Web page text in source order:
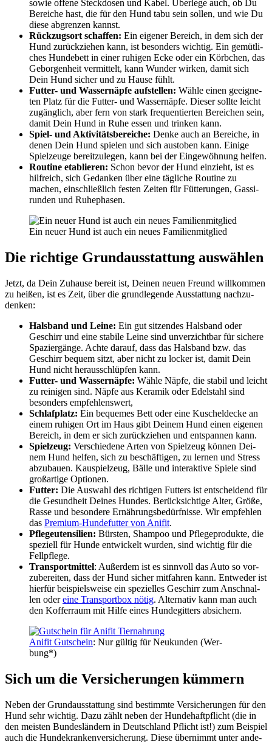
sowie offe­ne Steck­do­sen und Kabel. Über­le­ge auch, ob Du
Berei­che hast, die für den Hund tabu sein sol­len, und wie Du
die­se abgren­zen kannst.
Rück­zugs­ort schaf­fen: Ein eige­ner Bereich, in dem sich der
Hund zurück­zie­hen kann, ist beson­ders wich­tig. Ein gemüt­li­
ches Hun­de­bett in einer ruhi­gen Ecke oder ein Körb­chen, das
Gebor­gen­heit ver­mit­telt, kann Wun­der wir­ken, damit sich
Dein Hund sicher und zu Hau­se fühlt.
Fut­ter- und Was­ser­näp­fe auf­stel­len: Wäh­le einen geeig­ne­
ten Platz für die Fut­ter- und Was­ser­näp­fe. Die­ser soll­te leicht
zugäng­lich, aber fern von stark fre­quen­tier­ten Berei­chen sein,
damit Dein Hund in Ruhe essen und trin­ken kann.
Spiel- und Akti­vi­täts­be­rei­che: Den­ke auch an Berei­che, in
denen Dein Hund spie­len und sich aus­to­ben kann. Eini­ge
Spiel­zeu­ge bereit­zu­le­gen, kann bei der Ein­ge­wöh­nung hel­fen.
Rou­ti­ne eta­blie­ren: Schon bevor der Hund ein­zieht, ist es
hilf­reich, sich Gedan­ken über eine täg­li­che Rou­ti­ne zu
machen, ein­schließ­lich fes­ten Zei­ten für Füt­te­run­gen, Gas­si­
run­den und Ruhe­pha­sen.
Ein neu­er Hund ist auch ein neu­es Fami­li­en­mit­glied
Die rich­ti­ge Grund­aus­stat­tung aus­wäh­len
Jetzt, da Dein Zuhau­se bereit ist, Dei­nen neu­en Freund will­kom­men
zu hei­ßen, ist es Zeit, über die grund­le­gen­de Aus­stat­tung nach­zu­
den­ken:
Hals­band und Lei­ne: Ein gut sit­zen­des Hals­band oder
Geschirr und eine sta­bi­le Lei­ne sind unver­zicht­bar für siche­re
Spa­zier­gän­ge. Ach­te dar­auf, dass das Hals­band bzw. das
Geschirr bequem sitzt, aber nicht zu locker ist, damit Dein
Hund nicht her­aus­schlüp­fen kann.
Fut­ter- und Was­ser­näp­fe: Wäh­le Näp­fe, die sta­bil und leicht
zu rei­ni­gen sind. Näp­fe aus Kera­mik oder Edel­stahl sind
beson­ders emp­feh­lens­wert,
Schlaf­platz: Ein beque­mes Bett oder eine Kuschel­de­cke an
einem ruhi­gen Ort im Haus gibt Dei­nem Hund einen eige­nen
Bereich, in dem er sich zurück­zie­hen und ent­span­nen kann.
Spiel­zeug: Ver­schie­de­ne Arten von Spiel­zeug kön­nen Dei­
nem Hund hel­fen, sich zu beschäf­ti­gen, zu ler­nen und Stress
abzu­bau­en. Kau­spiel­zeug, Bäl­le und inter­ak­ti­ve Spie­le sind
groß­ar­ti­ge Optio­nen.
Fut­ter: Die Aus­wahl des rich­ti­gen Fut­ters ist ent­schei­dend für
die Gesund­heit Dei­nes Hun­des. Berück­sich­ti­ge Alter, Grö­ße,
Ras­se und beson­de­re Ernäh­rungs­be­dürf­nis­se. Wir emp­feh­len
das Pre­mi­um-Hun­de­fut­ter von Ani­fit.
Pfle­ge­uten­si­li­en: Bürs­ten, Sham­poo und Pfle­ge­pro­duk­te, die
spe­zi­ell für Hun­de ent­wi­ckelt wur­den, sind wich­tig für die
Fell­pfle­ge.
Trans­port­mit­tel: Außer­dem ist es sinn­voll das Auto so vor­
zu­be­rei­ten, dass der Hund sicher mit­fah­ren kann. Ent­we­der ist
hier­für bei­spiels­wei­se ein spe­zi­el­les Geschirr zum Anschnal­
len odereine Trans­port­box nötig. Alter­na­tiv kann man auch
den Kof­fer­raum mit Hil­fe eines Hun­de­git­ters absi­chern.
Ani­fit Gut­schein: Nur gül­tig für Neu­kun­den (Wer­
bung*)
Sich um die Ver­si­che­run­gen küm­mern
Neben der Grund­aus­stat­tung sind bestimm­te Ver­si­che­run­gen für den
Hund sehr wich­tig. Dazu zählt neben der Hun­de­haft­pflicht (die in
den meis­ten Bun­des­län­dern in Deutsch­land Pflicht ist!) zum Bei­spiel
auch die Hun­de­kran­ken­ver­si­che­rung. Die­se über­nimmt unter ande­